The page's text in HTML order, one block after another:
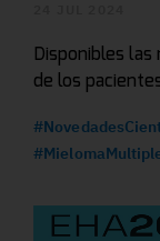
Disponibles
de los